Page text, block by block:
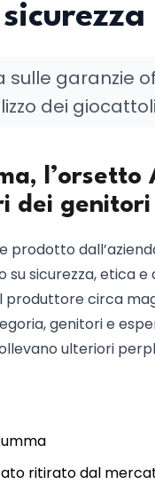
garanzie
dei
l’orsetto
dei genitori
prodotto
sicurezza, etica
produttore circa
genitori e
ulteriori
ritirato dal